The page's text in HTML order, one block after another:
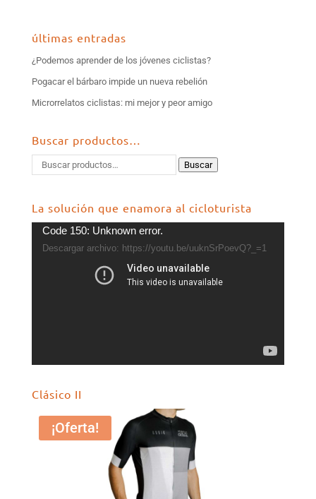
últimas entradas
¿Podemos aprender de los jóvenes ciclistas?
Pogacar el bárbaro impide un nueva rebelión
Microrrelatos ciclistas: mi mejor y peor amigo
Buscar productos…
Buscar
La solución que enamora al cicloturista
Reproductor
Code 150: Unknown error.
Descargar archivo: https://youtu.be/uuknSrPoevQ?_=1
Clásico II
¡Oferta!